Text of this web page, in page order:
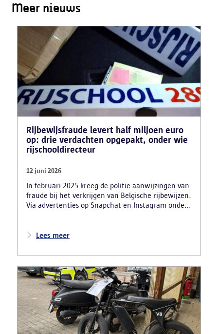
Meer nieuws
Rijbewijsfraude levert half miljoen euro
op: drie verdachten opgepakt, onder wie
rijschooldirecteur
12 juni 2026
In februari 2025 kreeg de politie aanwijzingen van
fraude bij het verkrijgen van Belgische rijbewijzen.
Via advertenties op Snapchat en Instagram onder
aan. Daarnaast maakten zij reclame voor het
effectief lessen te volgen en voor fraude bij
bracht ook een rijschooldirecteur in beeld die
examenfraude organiseerde,
bekwaamheidsattesten afleverde zonder vereiste
opleiding en een vervalst uittreksel uit het
strafregister gebruikte.
Lees meer